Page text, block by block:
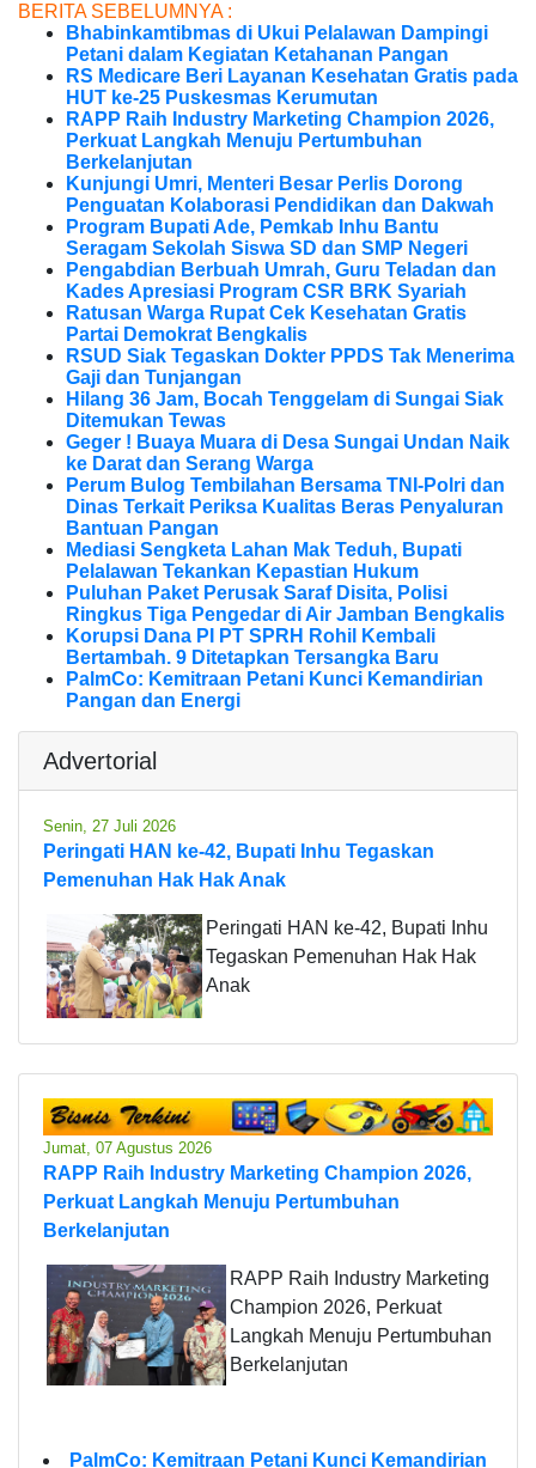
BERITA SEBELUMNYA :
Bhabinkamtibmas di Ukui Pelalawan Dampingi
Petani dalam Kegiatan Ketahanan Pangan
RS Medicare Beri Layanan Kesehatan Gratis pada
HUT ke-25 Puskesmas Kerumutan
RAPP Raih Industry Marketing Champion 2026,
Perkuat Langkah Menuju Pertumbuhan
Berkelanjutan
Kunjungi Umri, Menteri Besar Perlis Dorong
Penguatan Kolaborasi Pendidikan dan Dakwah
Program Bupati Ade, Pemkab Inhu Bantu
Seragam Sekolah Siswa SD dan SMP Negeri
Pengabdian Berbuah Umrah, Guru Teladan dan
Kades Apresiasi Program CSR BRK Syariah
Ratusan Warga Rupat Cek Kesehatan Gratis
Partai Demokrat Bengkalis
RSUD Siak Tegaskan Dokter PPDS Tak Menerima
Gaji dan Tunjangan
Hilang 36 Jam, Bocah Tenggelam di Sungai Siak
Ditemukan Tewas
Geger ! Buaya Muara di Desa Sungai Undan Naik
ke Darat dan Serang Warga
Perum Bulog Tembilahan Bersama TNI-Polri dan
Dinas Terkait Periksa Kualitas Beras Penyaluran
Bantuan Pangan
Mediasi Sengketa Lahan Mak Teduh, Bupati
Pelalawan Tekankan Kepastian Hukum
Puluhan Paket Perusak Saraf Disita, Polisi
Ringkus Tiga Pengedar di Air Jamban Bengkalis
Korupsi Dana PI PT SPRH Rohil Kembali
Bertambah. 9 Ditetapkan Tersangka Baru
PalmCo: Kemitraan Petani Kunci Kemandirian
Pangan dan Energi
Advertorial
Senin, 27 Juli 2026
Peringati HAN ke-42, Bupati Inhu Tegaskan
Pemenuhan Hak Hak Anak
Peringati HAN ke-42, Bupati Inhu
Tegaskan Pemenuhan Hak Hak
Anak
Jumat, 07 Agustus 2026
RAPP Raih Industry Marketing Champion 2026,
Perkuat Langkah Menuju Pertumbuhan
Berkelanjutan
RAPP Raih Industry Marketing
Champion 2026, Perkuat
Langkah Menuju Pertumbuhan
Berkelanjutan
PalmCo: Kemitraan Petani Kunci Kemandirian